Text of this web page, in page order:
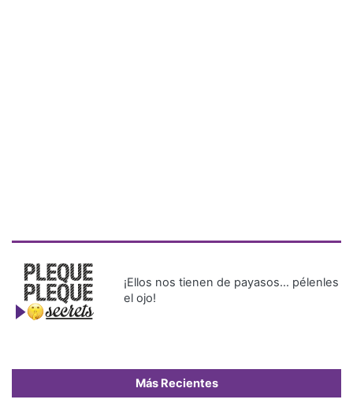
¡Ellos nos tienen de payasos… pélenles
el ojo!
Más Recientes